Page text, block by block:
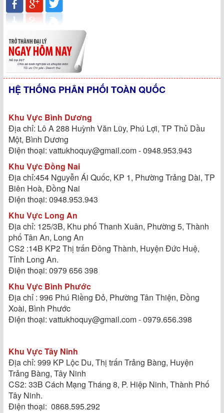
HỆ THỐNG PHÂN PHỐI TOÀN QUỐC
Khu Vực Bình Dương
Địa chỉ: Lô A 288 Huỳnh Văn Lũy, Phú Lợi, TP Thủ Dầu
Một, Bình Dương
Điện thoại: vattukhoquy@gmail.com - 0948.953.943
Khu Vực Đồng Nai
Địa chỉ:454 Nguyễn Ái Quốc, KP 1, Phường Trảng Dài, TP
Biên Hoà, Đồng Nai
Điện thoại: 0948.953.943
Khu Vực Long An
Địa chỉ: 125/3B, Khu phố Thanh Xuân, Phường 5, Thành
phố Tân An, Long An
CS2 :14B KP2 Thị trấn Đông Thành, Huyện Đức Huệ,
Tỉnh Long An.
Điện thoại: 0979 656 398
Khu Vực Bình Phước
Địa chỉ : 996 Phú Riềng Đỏ, Phường Tân Thiện, Đồng
Xoài, Bình Phước
Điện thoại: vattukhoquy@gmail.com - 0979.656.398
Khu Vực Tây Ninh
Địa chỉ: 999 KP Lộc Du, Thị trấn Trảng Bàng, Huyện
Trảng Bàng, Tây Ninh
CS2: 33B Cách Mạng Tháng 8, P. Hiệp Ninh, Thành Phố
Tây Ninh.
Điện thoại: 0868.595.292